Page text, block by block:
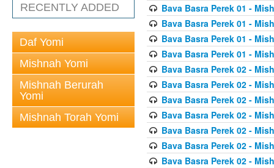
RECENTLY ADDED
Daf Yomi
Mishnah Yomi
Mishnah Berurah
Yomi
Mishnah Torah Yomi
Bava Basra Perek 01 -
Bava Basra Perek 01 -
Bava Basra Perek 01 -
Bava Basra Perek 01 -
Bava Basra Perek 02 -
Bava Basra Perek 02 -
Bava Basra Perek 02 -
Bava Basra Perek 02 -
Bava Basra Perek 02 -
Bava Basra Perek 02 -
Bava Basra Perek 02 -